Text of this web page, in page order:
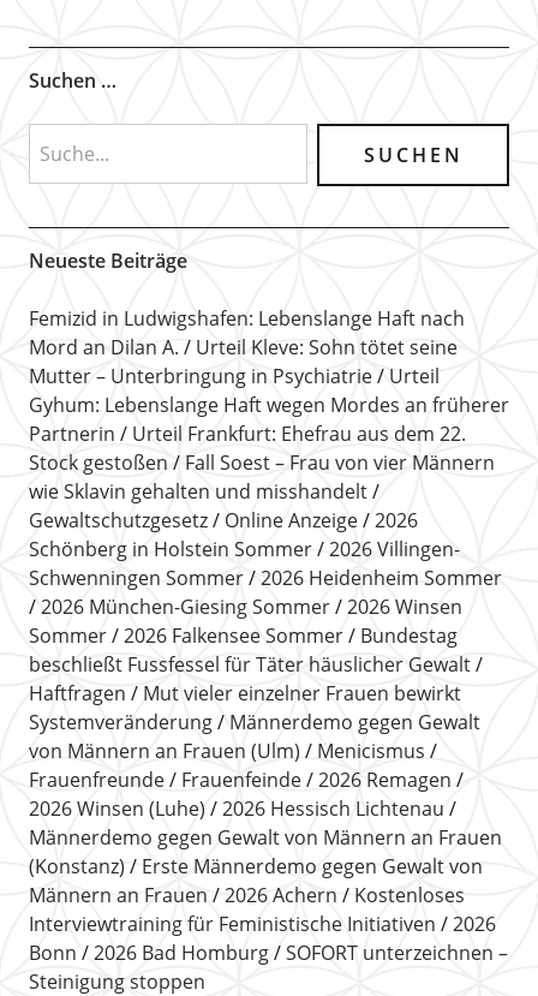
Suchen …
Neueste Beiträge
Femizid in Ludwigshafen: Lebenslange Haft nach
Mord an Dilan A.
Urteil Kleve: Sohn tötet seine
Mutter – Unterbringung in Psychiatrie
Urteil
Gyhum: Lebenslange Haft wegen Mordes an früherer
Partnerin
Urteil Frankfurt: Ehefrau aus dem 22.
Stock gestoßen
Fall Soest – Frau von vier Männern
wie Sklavin gehalten und misshandelt
Gewaltschutzgesetz
Online Anzeige
2026
Schönberg in Holstein Sommer
2026 Villingen-
Schwenningen Sommer
2026 Heidenheim Sommer
2026 München-Giesing Sommer
2026 Winsen
Sommer
2026 Falkensee Sommer
Bundestag
beschließt Fussfessel für Täter häuslicher Gewalt
Haftfragen
Mut vieler einzelner Frauen bewirkt
Systemveränderung
Männerdemo gegen Gewalt
von Männern an Frauen (Ulm)
Menicismus
Frauenfreunde
Frauenfeinde
2026 Remagen
2026 Winsen (Luhe)
2026 Hessisch Lichtenau
Männerdemo gegen Gewalt von Männern an Frauen
(Konstanz)
Erste Männerdemo gegen Gewalt von
Männern an Frauen
2026 Achern
Kostenloses
Interviewtraining für Feministische Initiativen
2026
Bonn
2026 Bad Homburg
SOFORT unterzeichnen –
Steinigung stoppen